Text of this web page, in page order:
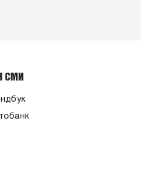
СМИ